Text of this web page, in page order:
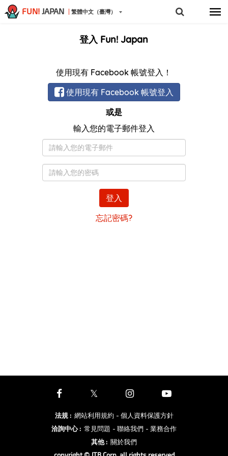
FUN! JAPAN 繁體中文（臺灣）
登入 Fun! Japan
使用現有 Facebook 帳號登入！
使用現有 Facebook 帳號登入
或是
輸入您的電子郵件登入
子
郵
碼
登入
忘記密碼?
法規: 網站利用規約 - 個人資料保護方針
洽詢中心: 常見問題 - 聯絡我們 - 業務合作
其他: 關於我們